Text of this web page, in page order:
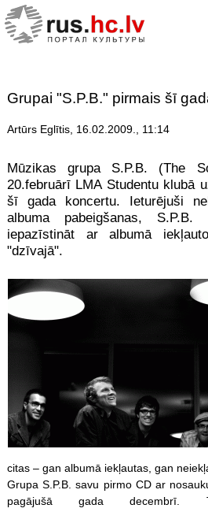
Grupai "S.P.B." pirmais šī
Artūrs Eglītis, 16.02.2009., 11:14
Mūzikas grupa S.P.B. (The
20.februārī LMA Studentu klubā
šī gada koncertu. Ieturējuši
albuma pabeigšanas,
iepazīstināt ar albumā
"dzīvajā".
citas – gan albumā iekļautas, gan
Grupa S.P.B. savu pirmo CD ar
pagājušā gada decembrī.